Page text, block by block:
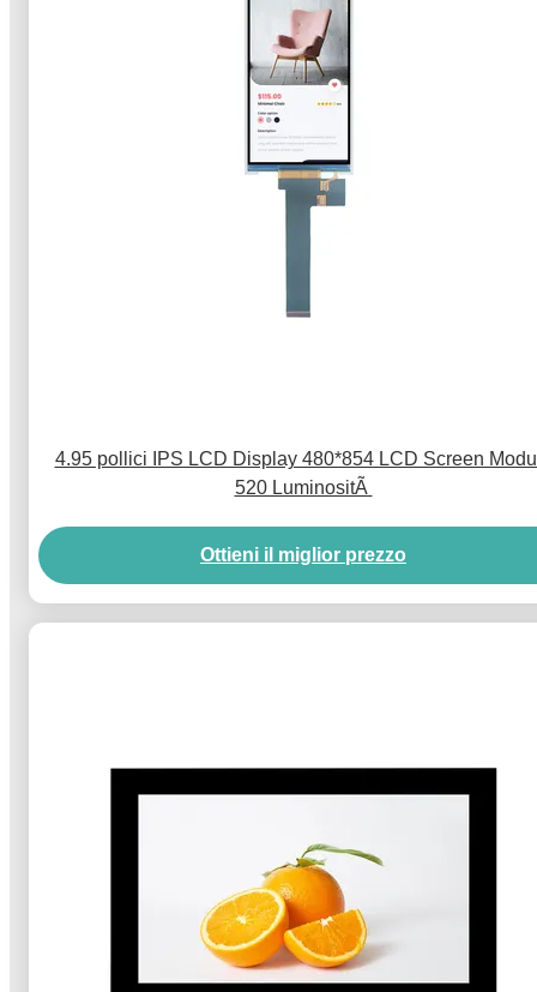
4.95 pollici IPS LCD Display 480*854 LCD Screen
520 LuminositÃ
Ottieni il miglior prezzo